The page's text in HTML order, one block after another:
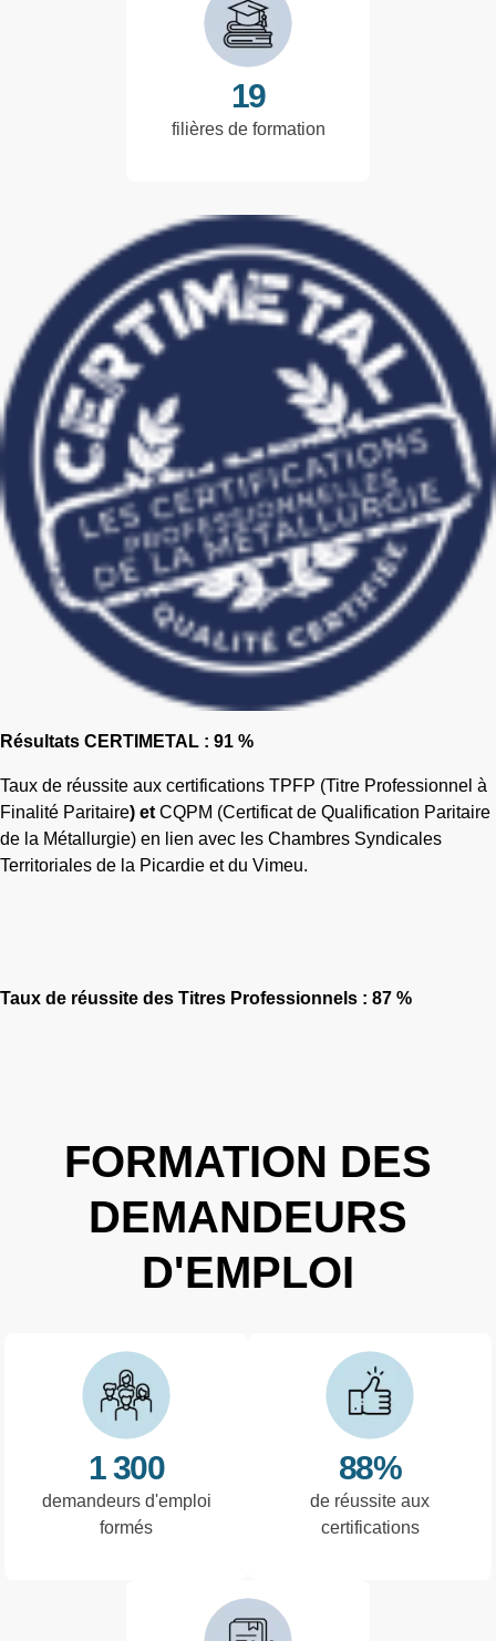
19
filières de formation
Résultats CERTIMETAL : 91 %
Taux de réussite aux certifications TPFP (Titre Professionnel à
Finalité Paritaire) et CQPM (Certificat de Qualification Paritaire
de la Métallurgie) en lien avec les Chambres Syndicales
Territoriales de la Picardie et du Vimeu.
Taux de réussite des Titres Professionnels : 87 %
FORMATION DES
DEMANDEURS
D'EMPLOI
1 300
demandeurs d'emploi
formés
88%
de réussite aux
certifications